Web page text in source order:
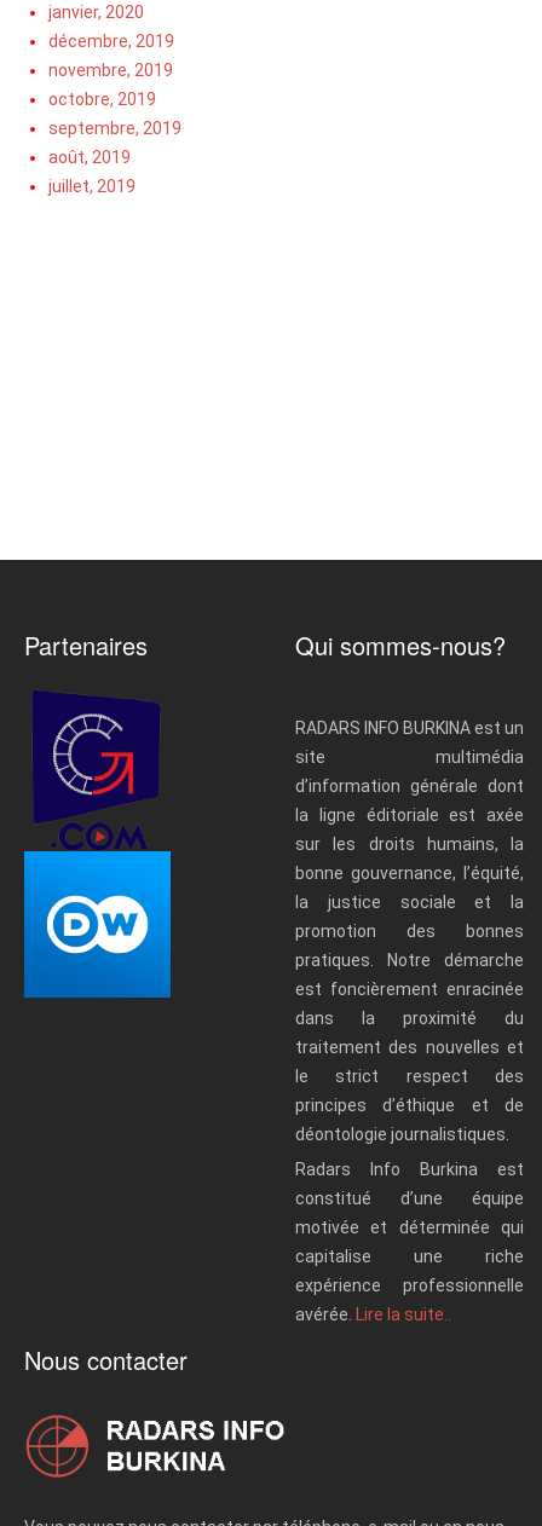
janvier, 2020
décembre, 2019
novembre, 2019
octobre, 2019
septembre, 2019
août, 2019
juillet, 2019
Partenaires Qui sommes-nous?
RADARS INFO BURKINA est un
site multimédia
d’information générale dont
la ligne éditoriale est axée
sur les droits humains, la
bonne gouvernance, l’équité,
la justice sociale et la
promotion des bonnes
pratiques. Notre démarche
est foncièrement enracinée
dans la proximité du
traitement des nouvelles et
le strict respect des
principes d’éthique et de
déontologie journalistiques.
Radars Info Burkina est
constitué d’une équipe
motivée et déterminée qui
capitalise une riche
expérience professionnelle
avérée.
Lire la suite..
Nous contacter